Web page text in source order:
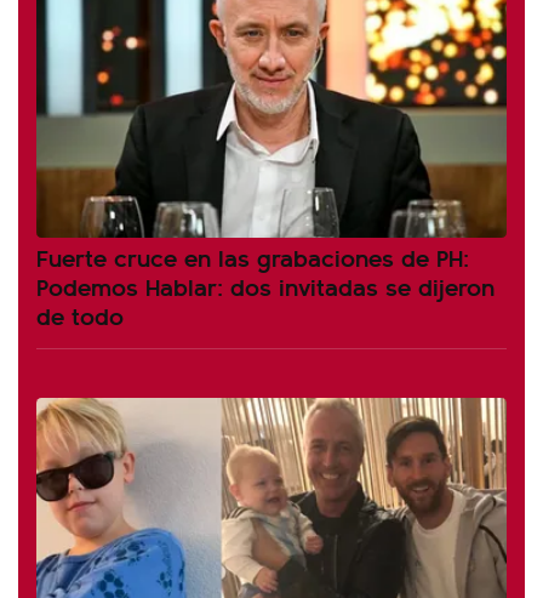
Fuerte cruce en las grabaciones de PH:
Podemos Hablar: dos invitadas se dijeron
de todo